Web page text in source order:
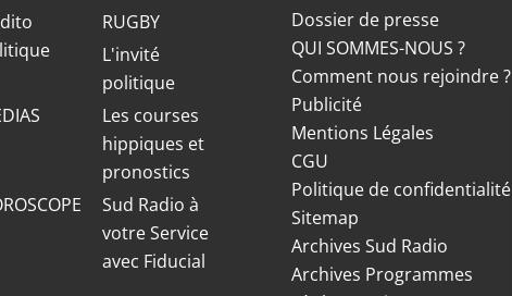
RUGBY
L'invité
politique
Les courses
hippiques et
pronostics
Sud Radio à
votre Service
avec Fiducial
Dossier de presse
QUI SOMMES-NOUS ?
Comment nous rejoindre ?
Publicité
Mentions Légales
CGU
Politique de confidentialité
Sitemap
Archives Sud Radio
Archives Programmes